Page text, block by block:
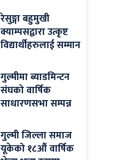
रेसुङ्गा बहुमुखी
क्याम्पसद्वारा उत्कृष्ट
विद्यार्थीहरुलाई सम्मान
गुल्मीमा ब्याडमिन्टन
संघको वार्षिक
साधारणसभा सम्पन्न
गुल्मी जिल्ला समाज
यूकेको १८औँ वार्षिक